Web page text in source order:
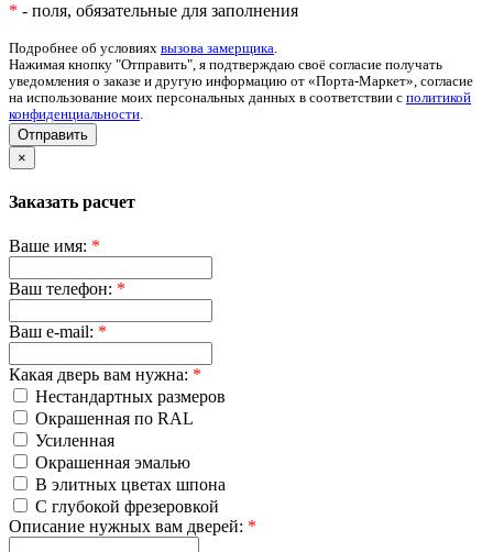
* - поля, обязательные для заполнения
Подробнее об условиях вызова замерщика.
Нажимая кнопку "Отправить", я подтверждаю своё согласие получать
уведомления о заказе и другую информацию от «Порта-Маркет», согласие
на использование моих персональных данных в соответствии с политикой
конфиденциальности.
Отправить
×
Заказать расчет
Ваше имя: *
Ваш телефон: *
Ваш e-mail: *
Какая дверь вам нужна: *
Нестандартных размеров
Окрашенная по RAL
Усиленная
Окрашенная эмалью
В элитных цветах шпона
С глубокой фрезеровкой
Описание нужных вам дверей: *